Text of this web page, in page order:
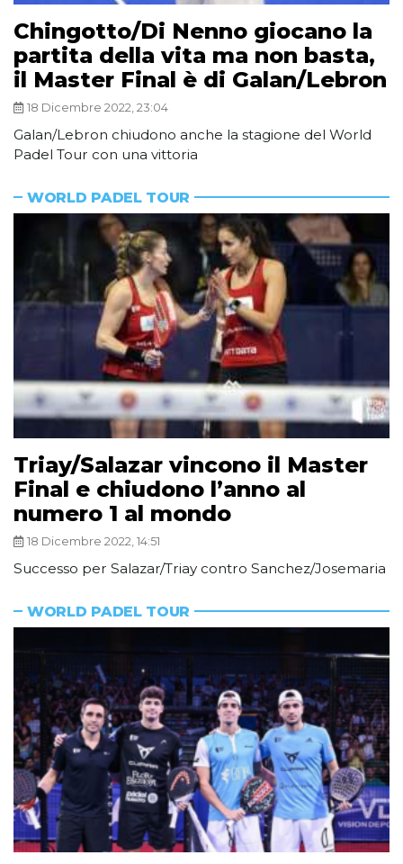
Chingotto/Di Nenno giocano la
partita della vita ma non basta,
il Master Final è di Galan/Lebron
18 Dicembre 2022, 23:04
Galan/Lebron chiudono anche la stagione del World
Padel Tour con una vittoria
WORLD PADEL TOUR
Triay/Salazar vincono il Master
Final e chiudono l’anno al
numero 1 al mondo
18 Dicembre 2022, 14:51
Successo per Salazar/Triay contro Sanchez/Josemaria
WORLD PADEL TOUR